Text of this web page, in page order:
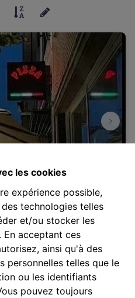
les cookies
expérience possible,
technologies telles
et/ou stocker les
acceptant ces
ainsi qu'à des
personnelles telles que le
ou les identifiants
pouvez toujours